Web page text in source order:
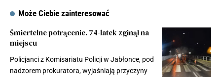
Może Ciebie zainteresować
Śmiertelne potrącenie. 74-latek zginął na
miejscu
Policjanci z Komisariatu Policji w Jabłonce, pod
nadzorem prokuratora, wyjaśniają przyczyny